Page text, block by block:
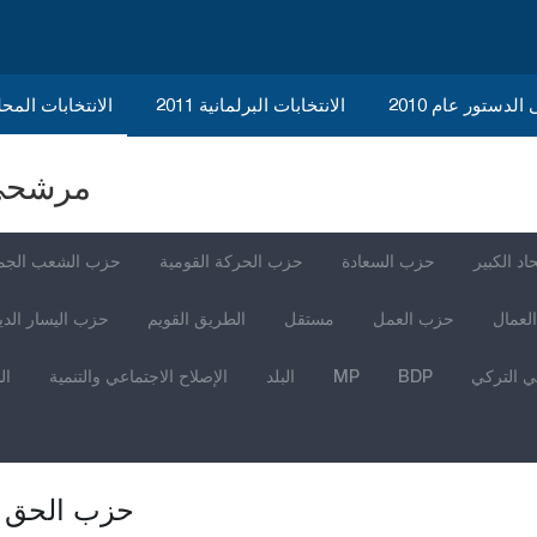
الانتخابات المحلية الانتخابات البرلمانية 2011 عام 2010
مرشحي
حزب الشعب حزب الحركة القومية حزب السعادة الكبير
حزب اليسار الطريق القويم مستقل حزب العمل العمال
الإصلاح الاجتماعي والتنمية البلد MP BDP التركي
حزب الحق